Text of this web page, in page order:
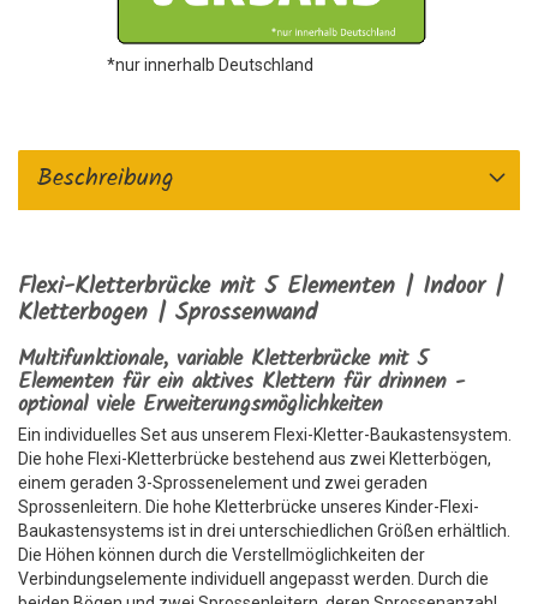
*nur innerhalb Deutschland
Beschreibung
Flexi-Kletterbrücke mit 5 Elementen | Indoor |
Kletterbogen | Sprossenwand
Multifunktionale, variable Kletterbrücke mit 5
Elementen für ein aktives Klettern für drinnen -
optional viele Erweiterungsmöglichkeiten
Ein individuelles Set aus unserem Flexi-Kletter-Baukastensystem.
Die hohe Flexi-Kletterbrücke bestehend aus zwei Kletterbögen,
einem geraden 3-Sprossenelement und zwei geraden
Sprossenleitern. Die hohe Kletterbrücke unseres Kinder-Flexi-
Baukastensystems ist in drei unterschiedlichen Größen erhältlich.
Die Höhen können durch die Verstellmöglichkeiten der
Verbindungselemente individuell angepasst werden. Durch die